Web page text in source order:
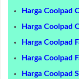
Harga Coolpad
Harga Coolpad
Harga Coolpad
Harga Coolpad
Harga Coolpad